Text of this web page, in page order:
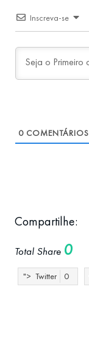
Inscreva-se
0 COMENTÁRIOS
Compartilhe:
Total Share 0
"> Twitter 0